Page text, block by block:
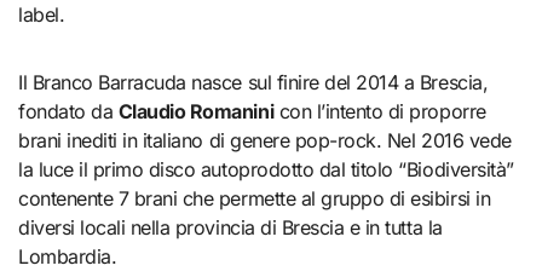
label.
Il Branco Barracuda nasce sul finire del 2014 a Brescia,
fondato da Claudio Romaninicon l’intento di proporre
brani inediti in italiano di genere pop-rock. Nel 2016 vede
la luce il primo disco autoprodotto dal titolo “Biodiversità”
contenente 7 brani che permette al gruppo di esibirsi in
diversi locali nella provincia di Brescia e in tutta la
Lombardia.